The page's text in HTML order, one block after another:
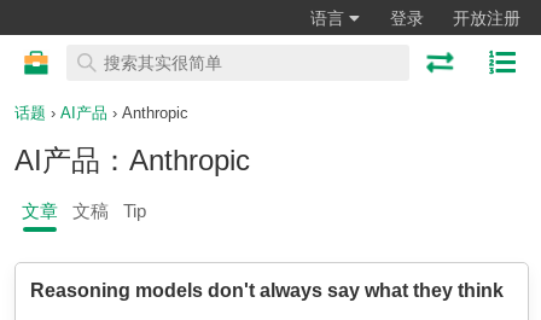
语言 登录 开放注册
话题 › AI产品 › Anthropic
AI产品：Anthropic
文章 文稿 Tip
Reasoning models don't always say what they think